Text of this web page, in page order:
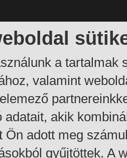
a tartalmak
valamint
adatait, akik
Ön adott meg
gyűjtöttek. A